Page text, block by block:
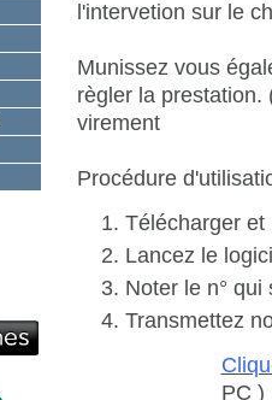
l'intervetion sur le
Munissez vous
règler la
virement
Procédure
Télécharger et
Lancez le
Noter le n°
Transmettez
PC )